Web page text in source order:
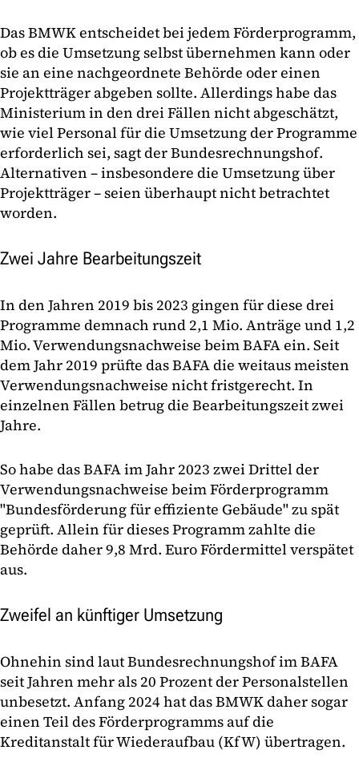
Das BMWK entscheidet bei jedem Förderprogramm,
ob es die Umsetzung selbst übernehmen kann oder
sie an eine nachgeordnete Behörde oder einen
Projektträger abgeben sollte. Allerdings habe das
Ministerium in den drei Fällen nicht abgeschätzt,
wie viel Personal für die Umsetzung der Programme
erforderlich sei, sagt der Bundesrechnungshof.
Alternativen – insbesondere die Umsetzung über
Projektträger – seien überhaupt nicht betrachtet
worden.
Zwei Jahre Bearbeitungszeit
In den Jahren 2019 bis 2023 gingen für diese drei
Programme demnach rund 2,1 Mio. Anträge und 1,2
Mio. Verwendungsnachweise beim BAFA ein. Seit
dem Jahr 2019 prüfte das BAFA die weitaus meisten
Verwendungsnachweise nicht fristgerecht. In
einzelnen Fällen betrug die Bearbeitungszeit zwei
Jahre.
So habe das BAFA im Jahr 2023 zwei Drittel der
Verwendungsnachweise beim Förderprogramm
"Bundesförderung für effiziente Gebäude" zu spät
geprüft. Allein für dieses Programm zahlte die
Behörde daher 9,8 Mrd. Euro Fördermittel verspätet
aus.
Zweifel an künftiger Umsetzung
Ohnehin sind laut Bundesrechnungshof im BAFA
seit Jahren mehr als 20 Prozent der Personalstellen
unbesetzt. Anfang 2024 hat das BMWK daher sogar
einen Teil des Förderprogramms auf die
Kreditanstalt für Wiederaufbau (KfW) übertragen.